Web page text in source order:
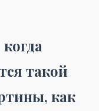
такой
как